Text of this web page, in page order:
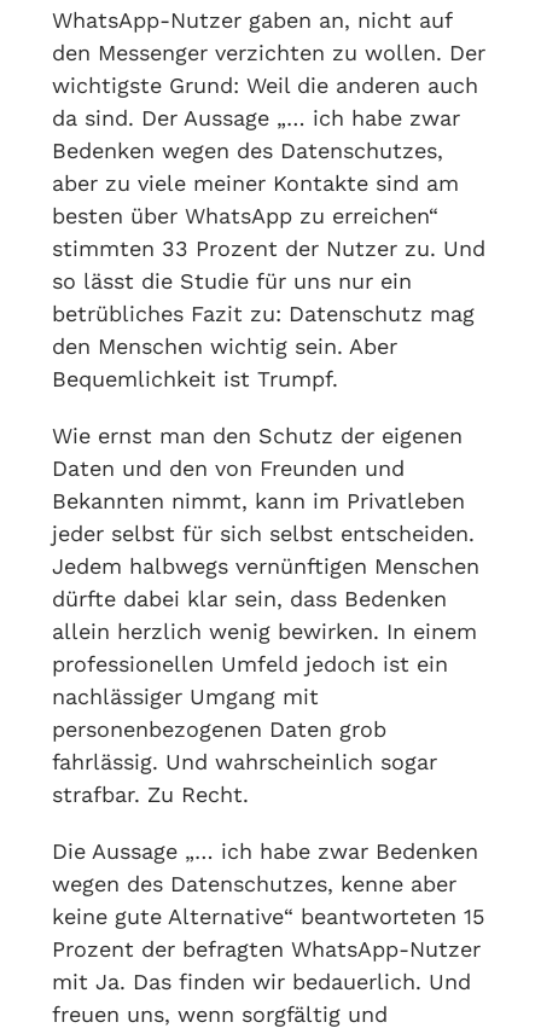
WhatsApp-Nutzer gaben an, nicht auf
den Messenger verzichten zu wollen. Der
wichtigste Grund: Weil die anderen auch
da sind. Der Aussage „… ich habe zwar
Bedenken wegen des Datenschutzes,
aber zu viele meiner Kontakte sind am
besten über WhatsApp zu erreichen“
stimmten 33 Prozent der Nutzer zu. Und
so lässt die Studie für uns nur ein
betrübliches Fazit zu: Datenschutz mag
den Menschen wichtig sein. Aber
Bequemlichkeit ist Trumpf.
Wie ernst man den Schutz der eigenen
Daten und den von Freunden und
Bekannten nimmt, kann im Privatleben
jeder selbst für sich selbst entscheiden.
Jedem halbwegs vernünftigen Menschen
dürfte dabei klar sein, dass Bedenken
allein herzlich wenig bewirken. In einem
professionellen Umfeld jedoch ist ein
nachlässiger Umgang mit
personenbezogenen Daten grob
fahrlässig. Und wahrscheinlich sogar
strafbar. Zu Recht.
Die Aussage „… ich habe zwar Bedenken
wegen des Datenschutzes, kenne aber
keine gute Alternative“ beantworteten 15
Prozent der befragten WhatsApp-Nutzer
mit Ja. Das finden wir bedauerlich. Und
freuen uns, wenn sorgfältig und